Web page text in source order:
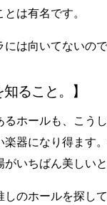
は有名です。
には向いてないの
知ること。】
るホールも、こう
楽器になり得ます
がいちばん美しい
しのホールを探し